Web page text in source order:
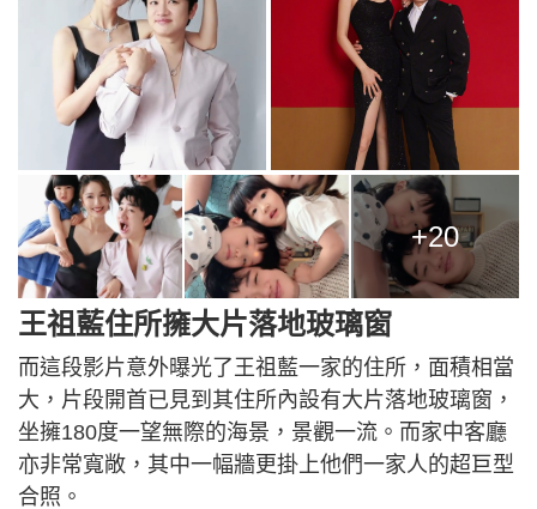
+20
王祖藍住所擁大片落地玻璃窗
而這段影片意外曝光了王祖藍一家的住所，面積相當
大，片段開首已見到其住所內設有大片落地玻璃窗，
坐擁180度一望無際的海景，景觀一流。而家中客廳
亦非常寬敞，其中一幅牆更掛上他們一家人的超巨型
合照。